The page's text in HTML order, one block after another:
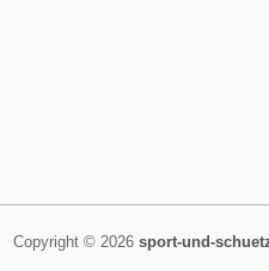
Copyright © 2026 sport-und-